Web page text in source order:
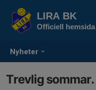
Nyheter
LIRA BK
Officiell hemsida
Trevlig